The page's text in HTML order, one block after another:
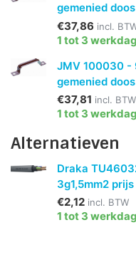
gemenied
€37,86 incl.
1 tot 3
JMV 100030 -
gemenied
€37,81 incl. BTW
1 tot 3
Alternatieven
Draka
3g1,5mm2
€2,12 incl. BTW
1 tot 3